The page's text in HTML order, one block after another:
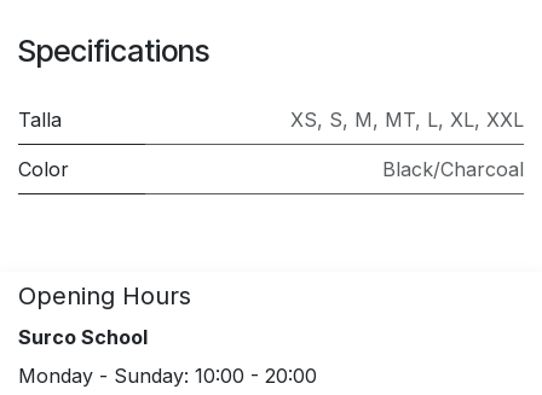
Specifications
Talla XS, S, M, MT, L, XL, XXL
Color Black/Charcoal
Opening Hours
Surco School
Monday - Sunday: 10:00 - 20:00